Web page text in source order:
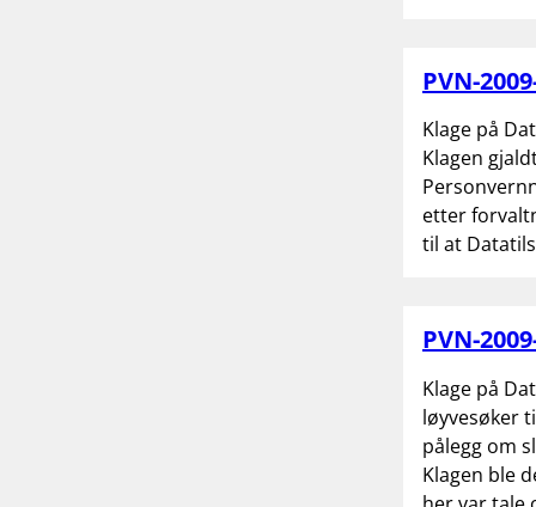
PVN-
Klage på
Klagen
etter
til at
PVN-
Klage på
løyvesøker
pålegg om
Klagen ble